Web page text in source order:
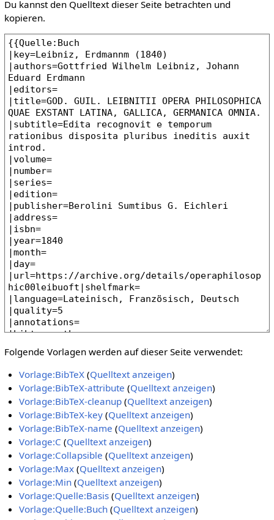
Du kannst den Quelltext dieser Seite betrachten und
kopieren.
Folgende Vorlagen werden auf dieser Seite verwendet:
Vorlage:BibTeX (Quelltext anzeigen)
Vorlage:BibTeX-attribute (Quelltext anzeigen)
Vorlage:BibTeX-cleanup (Quelltext anzeigen)
Vorlage:BibTeX-key (Quelltext anzeigen)
Vorlage:BibTeX-name (Quelltext anzeigen)
Vorlage:C (Quelltext anzeigen)
Vorlage:Collapsible (Quelltext anzeigen)
Vorlage:Max (Quelltext anzeigen)
Vorlage:Min (Quelltext anzeigen)
Vorlage:Quelle:Basis (Quelltext anzeigen)
Vorlage:Quelle:Buch (Quelltext anzeigen)